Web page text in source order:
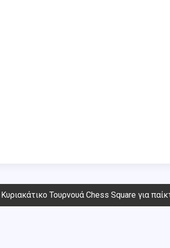
Τουρνουά Chess Square για παίκτες με